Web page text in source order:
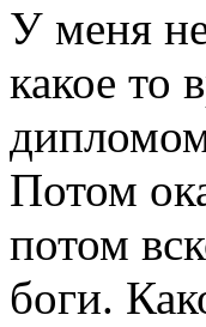
У меня
какое то
Потом
потом
боги.